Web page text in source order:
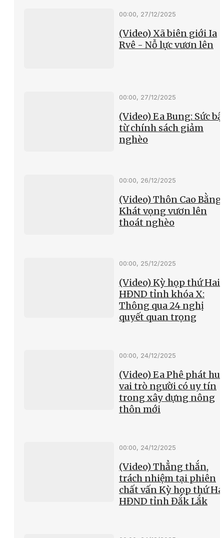
00:00, 27/12/2025
(Video) Xã biên giới Ia
Rvê - Nỗ lực vươn lên
00:00, 27/12/2025
(Video) Ea Bung: Sức
từ chính sách giảm
nghèo
00:00, 26/12/2025
(Video) Thôn Cao
Khát vọng vươn lên
thoát nghèo
00:00, 25/12/2025
(Video) Kỳ họp thứ Hai
HĐND tỉnh khóa X:
Thông qua 24 nghị
quyết quan trọng
00:00, 24/12/2025
(Video) Ea Phê phát
vai trò người có uy tín
trong xây dựng nông
thôn mới
00:00, 24/12/2025
(Video) Thẳng thắn,
trách nhiệm tại phiên
chất vấn Kỳ họp thứ
HĐND tỉnh Đắk Lắk